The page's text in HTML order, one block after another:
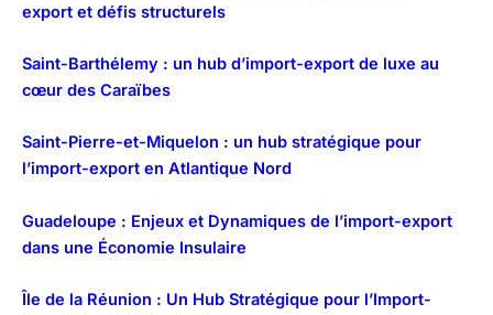
export et défis structurels
Saint-Barthélemy : un hub d’import-export de luxe au
cœur des Caraïbes
Saint-Pierre-et-Miquelon : un hub stratégique pour
l’import-export en Atlantique Nord
Guadeloupe : Enjeux et Dynamiques de l’import-export
dans une Économie Insulaire
Île de la Réunion : Un Hub Stratégique pour l’Import-